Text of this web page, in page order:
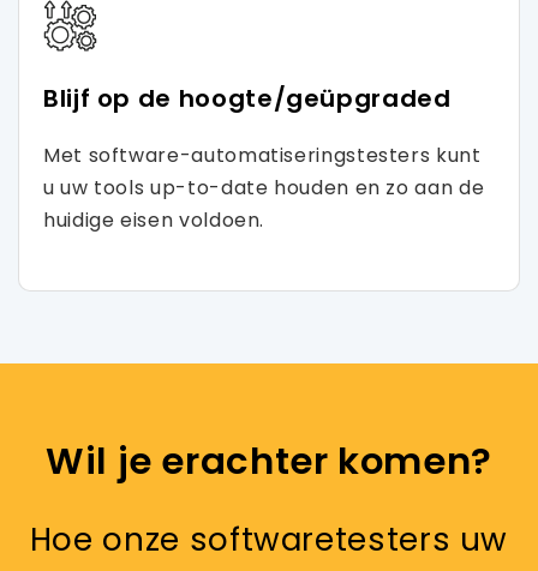
Blijf op de hoogte/geüpgraded
Met software-automatiseringstesters kunt
u uw tools up-to-date houden en zo aan de
huidige eisen voldoen.
Wil je erachter komen?
Hoe onze softwaretesters uw